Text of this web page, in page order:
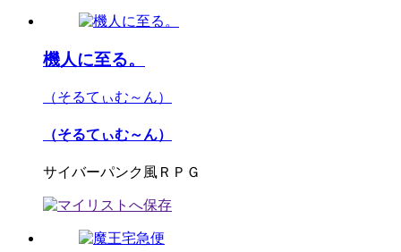
機人に至る。
（そるてぃむ～ん）
（そるてぃむ～ん）
サイバーパンク風ＲＰＧ